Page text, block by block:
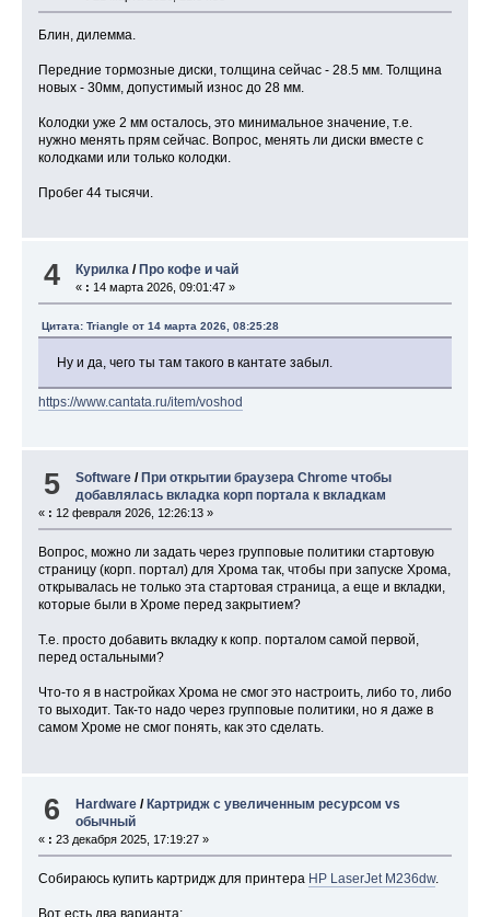
Блин, дилемма.
Передние тормозные диски, толщина сейчас - 28.5 мм. Толщина
новых - 30мм, допустимый износ до 28 мм.
Колодки уже 2 мм осталось, это минимальное значение, т.е.
нужно менять прям сейчас. Вопрос, менять ли диски вместе с
колодками или только колодки.
Пробег 44 тысячи.
4 Курилка /Про кофе и чай
« : 14 марта 2026, 09:01:47 »
Цитата: Triangle от 14 марта 2026, 08:25:28
Ну и да, чего ты там такого в кантате забыл.
https://www.cantata.ru/item/voshod
5 Software / При открытии браузера Chrome чтобы
добавлялась вкладка корп портала к вкладкам
« : 12 февраля 2026, 12:26:13 »
Вопрос, можно ли задать через групповые политики стартовую
страницу (корп. портал) для Хрома так, чтобы при запуске Хрома,
открывалась не только эта стартовая страница, а еще и вкладки,
которые были в Хроме перед закрытием?
Т.е. просто добавить вкладку к копр. порталом самой первой,
перед остальными?
Что-то я в настройках Хрома не смог это настроить, либо то, либо
то выходит. Так-то надо через групповые политики, но я даже в
самом Хроме не смог понять, как это сделать.
6 Hardware / Картридж с увеличенным ресурсом vs
обычный
« : 23 декабря 2025, 17:19:27 »
Собираюсь купить картридж для принтера HP LaserJet M236dw.
Вот есть два варианта: